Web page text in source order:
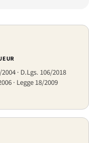
· D.Lgs. 106/2018
· Legge 18/2009